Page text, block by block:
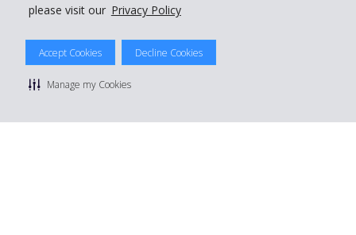
please visit our Privacy Policy
Accept Cookies Decline Cookies
Manage my Cookies
© 2026 The Hertz System, Inc.
Privacybeleid | Gebruiksvoorwaarden |
Sitemap